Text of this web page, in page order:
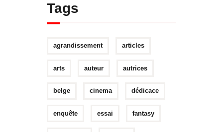
Tags
agrandissement articles
arts auteur autrices
belge cinema dédicace
enquête essai fantasy